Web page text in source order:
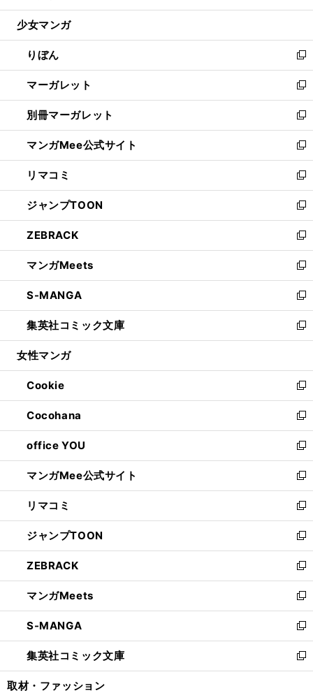
開
ウ
開
く
ン
ウ
で
開
く
ウ
ン
ド
ウ
で
開
く
し
ウ
ィ
ン
ド
ウ
で
開
く
少女マンガ
りぼん
新
し
い
ウ
ィ
ン
ド
ウ
で
開
く
マーガレット
新
し
い
ウ
ィ
ン
ド
ウ
で
開
く
別冊マーガレット
新
し
い
ウ
ィ
ン
ド
ウ
で
開
く
マンガMee公式サイト
新
し
い
ウ
ィ
ン
ド
ウ
で
開
く
リマコミ
新
し
い
ウ
ィ
ン
ド
ウ
で
開
く
ジャンプTOON
新
し
い
ウ
ィ
ン
ド
ウ
で
開
ZEBRACK
新
し
い
ウ
ィ
ン
ド
ウ
開
く
マンガMeets
新
し
い
ウ
ィ
ン
ウ
で
開
く
S-MANGA
新
し
い
ウ
ン
ド
ウ
で
開
く
集英社コミック文庫
新
し
ウ
ィ
ン
ド
ウ
で
開
く
女性マンガ
Cookie
新
し
い
ウ
ィ
ン
ド
ウ
で
開
く
Cocohana
新
し
い
ウ
ィ
ン
ド
ウ
で
開
く
office YOU
新
し
い
ウ
ィ
ン
ド
ウ
で
開
く
マンガMee公式サイト
新
し
い
ウ
ィ
ン
ド
ウ
で
開
く
リマコミ
新
し
い
ウ
ィ
ン
ド
ウ
で
開
く
ジャンプTOON
新
し
い
ウ
ィ
ン
ド
ウ
で
開
ZEBRACK
新
し
い
ウ
ィ
ン
ド
ウ
マンガMeets
新
し
い
ウ
ィ
ン
S-MANGA
新
し
い
ウ
集英社コミック文庫
新
し
取材・ファッション